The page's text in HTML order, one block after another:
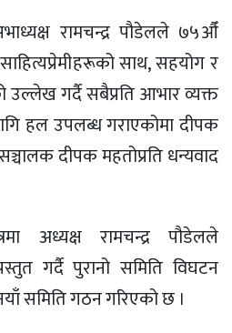
रामचन्द्र पौडेलले ७५औँ
साथ, सहयोग र
गर्दै सबैप्रति आभार व्यक्त
हल उपलब्ध गराएकोमा दीपक
दीपक महतोप्रति धन्यवाद
अध्यक्ष रामचन्द्र पौडेलले
गर्दै पुरानो समिति विघटन
समिति गठन गरिएको छ ।